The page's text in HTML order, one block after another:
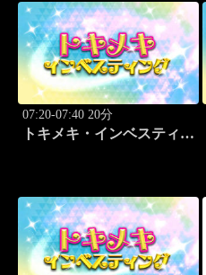
07:20-07:40 20分
トキメキ・インベスティン